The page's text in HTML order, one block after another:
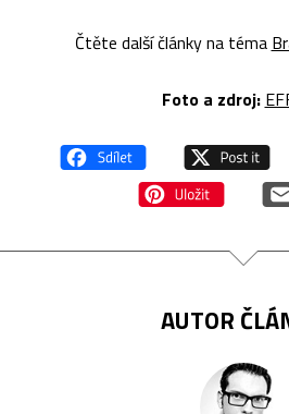
Čtěte další články na téma
Foto a zdroj:
AUTOR